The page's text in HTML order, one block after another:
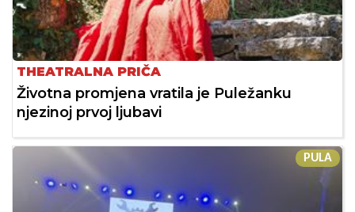
THEATRALNA PRIČA
Životna promjena vratila je Puležanku
njezinoj prvoj ljubavi
PULA